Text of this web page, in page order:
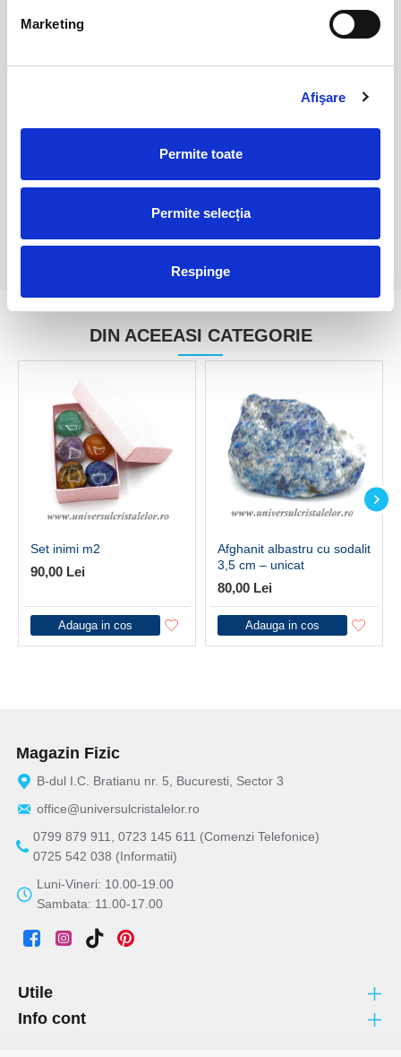
Marketing
Afişare
Permite toate
Permite selecția
Respinge
DIN ACEEASI CATEGORIE
Set inimi m2
90,00 Lei
Adauga in cos
Afghanit albastru cu sodalit
3,5 cm – unicat
80,00 Lei
Adauga in cos
Magazin Fizic
B-dul I.C. Bratianu nr. 5, Bucuresti, Sector 3
office@universulcristalelor.ro
0799 879 911, 0723 145 611 (Comenzi Telefonice)
0725 542 038 (Informatii)
Luni-Vineri: 10.00-19.00
Sambata: 11.00-17.00
Utile
Info cont